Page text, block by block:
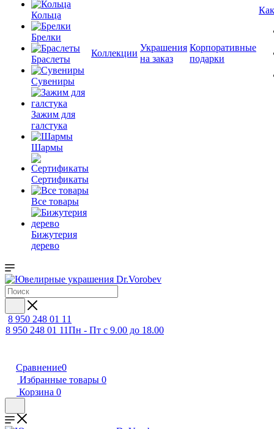
Кольца
Брелки
Браслеты
Сувениры
Зажим для
галстука
Шармы
Сертификаты
Все товары
Бижутерия
дерево
Коллекции
Украшения
на заказ
Корпоративные
подарки
8 950 248 01 11
8 950 248 01 11Пн - Пт с 9.00 до 18.00
Сравнение0
Избранные товары 0
Корзина 0